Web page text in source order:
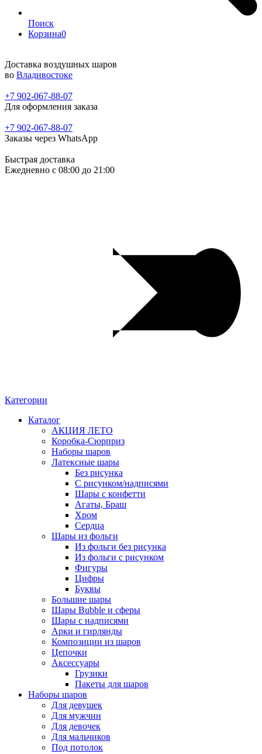
Поиск
Корзина0
Доставка воздушных шаров
во Владивостоке
+7 902-067-88-07
Для оформления заказа
+7 902-067-88-07
Заказы через WhatsApp
Быстрая доставка
Ежедневно c 08:00 до 21:00
Категории
Каталог
АКЦИЯ ЛЕТО
Коробка-Сюрприз
Наборы шаров
Латексные шары
Без рисунка
С рисунком/надписями
Шары с конфетти
Агаты, Браш
Хром
Сердца
Шары из фольги
Из фольги без рисунка
Из фольги с рисунком
Фигуры
Цифры
Буквы
Большие шары
Шары Bubble и сферы
Шары с надписями
Арки и гирлянды
Композиции из шаров
Цепочки
Аксессуары
Грузики
Пакеты для шаров
Наборы шаров
Для девушек
Для мужчин
Для девочек
Для мальчиков
Под потолок